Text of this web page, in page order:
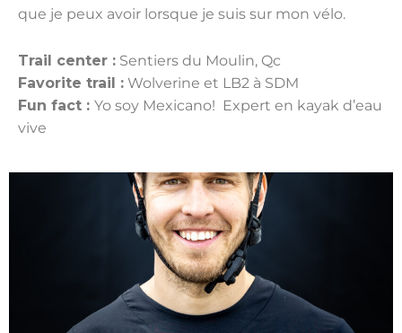
que je peux avoir lorsque je suis sur mon vélo.
Trail center : Sentiers du Moulin, Qc
Favorite trail : Wolverine et LB2 à SDM
Fun fact : Yo soy Mexicano! Expert en kayak d’eau
vive